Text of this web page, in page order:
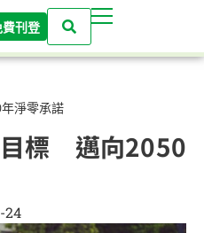
刊登
淨零承諾
目標 邁向2050
24